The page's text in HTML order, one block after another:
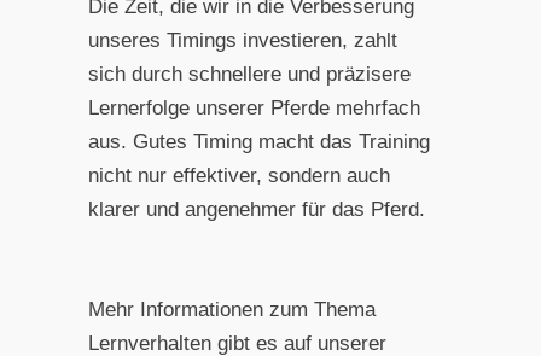
Die Zeit, die wir in die Verbesserung
unseres Timings investieren, zahlt
sich durch schnellere und präzisere
Lernerfolge unserer Pferde mehrfach
aus. Gutes Timing macht das Training
nicht nur effektiver, sondern auch
klarer und angenehmer für das Pferd.
Mehr Informationen zum Thema
Lernverhalten gibt es auf unserer